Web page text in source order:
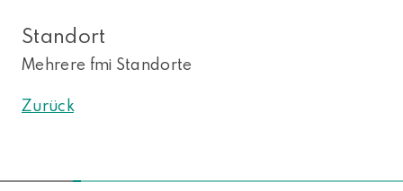
Standort
Mehrere fmi Standorte
Zurück